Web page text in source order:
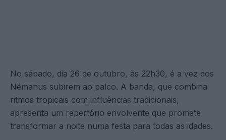
No sábado, dia 26 de outubro, às 22h30, é a vez dos
Némanus subirem ao palco. A banda, que combina
ritmos tropicais com influências tradicionais,
apresenta um repertório envolvente que promete
transformar a noite numa festa para todas as idades.